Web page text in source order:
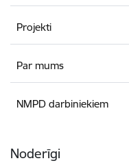
Projekti
Par mums
NMPD darbiniekiem
Noderīgi